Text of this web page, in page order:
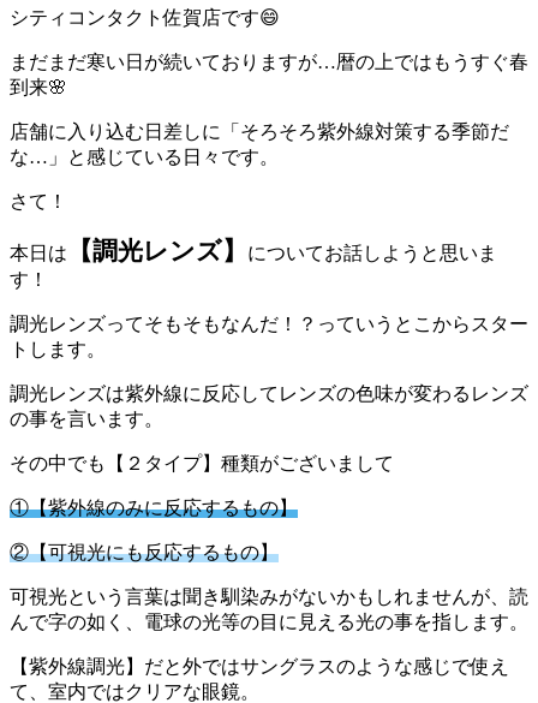
シティコンタクト佐賀店です😄
まだまだ寒い日が続いておりますが…暦の上ではもうすぐ春
到来🌸
店舗に入り込む日差しに「そろそろ紫外線対策する季節だ
な…」と感じている日々です。
さて！
本日は 【調光レンズ】
についてお話しようと思いま
す！
調光レンズってそもそもなんだ！？っていうとこからスター
トします。
調光レンズは紫外線に反応してレンズの色味が変わるレンズ
の事を言います。
その中でも【２タイプ】種類がございまして
①【紫外線のみに反応するもの】
②【可視光にも反応するもの】
可視光という言葉は聞き馴染みがないかもしれませんが、読
んで字の如く、電球の光等の目に見える光の事を指します。
【紫外線調光】だと外ではサングラスのような感じで使え
て、室内ではクリアな眼鏡。